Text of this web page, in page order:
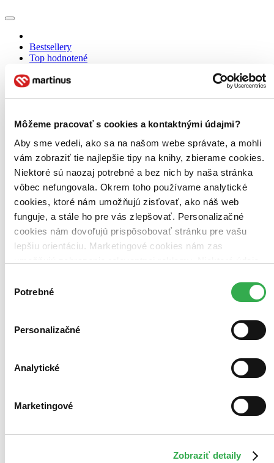
Môžeme pracovať s cookies a kontaktnými údajmi?
Aby sme vedeli, ako sa na našom webe správate, a mohli
vám zobraziť tie najlepšie tipy na knihy, zbierame cookies.
Niektoré sú naozaj potrebné a bez nich by naša stránka
vôbec nefungovala. Okrem toho používame analytické
cookies, ktoré nám umožňujú zisťovať, ako náš web
funguje, a stále ho pre vás zlepšovať. Personalizačné
cookies nám dovoľujú prispôsobovať stránku pre vašu
lepšiu orientáciu. Marketingové cookies nám zas
keby sme mohli používať všetky tieto cookies. Ďakujeme!
súhlasu
Potrebné
Personalizačné
Analytické
Marketingové
Zobraziť detaily
Bestsellery
Top hodnotené
Najdrahšie
Najvyššia zľava
Zrušiť filtre
Prekladateľ Vladimír Hübner